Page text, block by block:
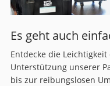
Es geht auch
Entdecke die
Unterstützung unserer
bis zur reibungslosen